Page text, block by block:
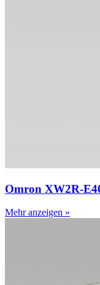
Omron XW2R-
Mehr anzeigen »